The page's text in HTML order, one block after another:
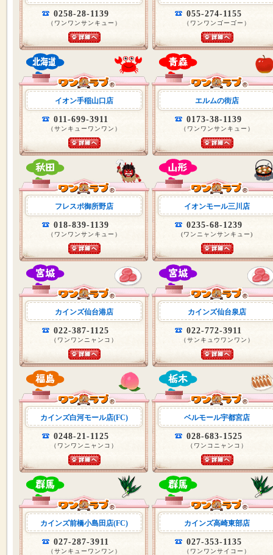
0258-28-1139
（ワンワンサンキュー）
055-274-1155
（ワンワンゴーゴー）
イオン手稲山口店
011-699-3911
（サンキューワンワン）
エルムの街店
0173-38-1139
（ワンワンサンキュー）
フレスポ御所野店
018-839-1139
（ワンワンサンキュー）
イオンモール三川店
0235-68-1239
(ワンニャンサンキュー)
カインズ仙台港店
022-387-1125
（ワンワンニャンコ）
カインズ仙台泉店
022-772-3911
（サンキュウワンワン）
カインズ白河モール店(FC)
0248-21-1125
（ワンワンニャンコ）
ベルモール宇都宮店
028-683-1525
（ワンコニャンコ）
カインズ前橋小島田店(FC)
027-287-3911
（サンキューワンワン）
カインズ高崎東部店
027-353-1135
（ワンワンサイコー）